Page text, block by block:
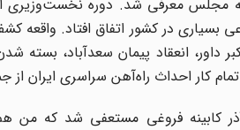
‌در خرداد ۱۳۱۶ و آغاز به ‌کار دوره‌ یازدهم ‌در مهر ۱۳۱۶ به‌
در کشور اتفاق افتاد. واقعه
سیاسی ۵۳ نفر، خودکشی علی‌اکبر داور، انعقاد پیمان
در خاطرات خود درباره کشف حجاب آورده است که «روز ۱۱ آذر کابینه